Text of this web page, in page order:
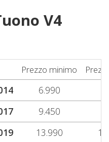
V4
Prezzo minimo
6.990
9.450
13.990